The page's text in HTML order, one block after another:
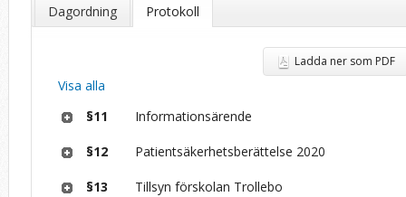
Dagordning Protokoll
Ladda ner som PDF
Visa alla
§11
Informationsärende
§12 Patientsäkerhetsberättelse 2020
§13 Tillsyn förskolan Trollebo